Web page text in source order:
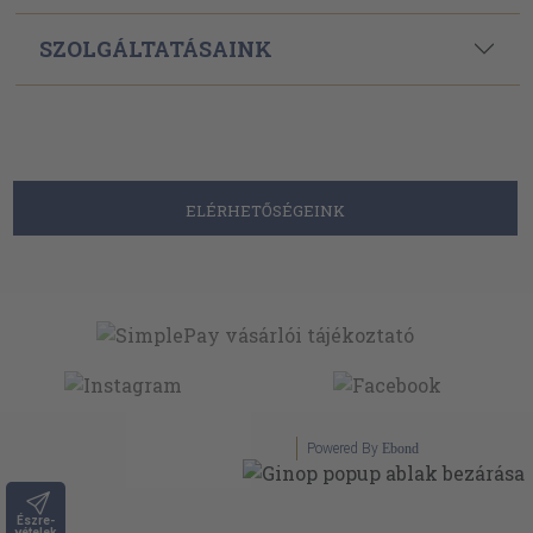
Észre-
SZOLGÁLTATÁSAINK
ELÉRHETŐSÉGEINK
Powered By Ebond